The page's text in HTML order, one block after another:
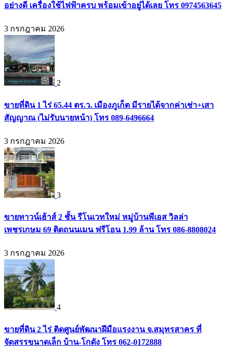
อย่างดี เครื่องใช้ไฟฟ้าครบ พร้อมเข้าอยู่ได้เลย โทร 0974563645
3 กรกฎาคม 2026
2
ขายที่ดิน 1 ไร่ 65.44 ตร.ว. เมืองภูเก็ต มีรายได้จากค่าเช่า+เสา
สัญญาณ (ไม่รับนายหน้า) โทร 089-6496664
3 กรกฎาคม 2026
3
ขายทาวน์เฮ้าส์ 2 ชั้น รีโนเวทใหม่ หมู่บ้านพีเอส วิลล่า
เพชรเกษม 69 ติดถนนเมน ฟรีโอน 1.99 ล้าน โทร 086-8808024
3 กรกฎาคม 2026
4
ขายที่ดิน 2 ไร่ ติดศูนย์พัฒนาฝีมือแรงงาน จ.สมุทรสาคร ที่
จัดสรรขนาดเล็ก บ้าน-โกดัง โทร 062-0172888